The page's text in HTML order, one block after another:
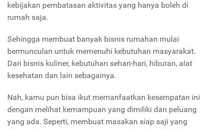
kebijakan pembatasan aktivitas yang hanya boleh di
rumah saja.
Sehingga membuat banyak bisnis rumahan mulai
bermunculan untuk memenuhi kebutuhan masyarakat.
Dari bisnis kuliner, kebutuhan sehari-hari, hiburan, alat
kesehatan dan lain sebagainya.
Nah, kamu pun bisa ikut memanfaatkan kesempatan ini
dengan melihat kemampuan yang dimiliki dan peluang
yang ada. Seperti, membuat masakan siap saji yang